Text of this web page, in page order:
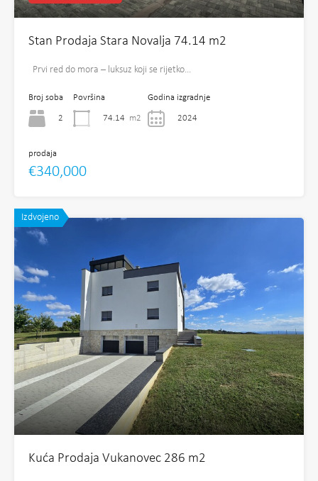
Stan Prodaja Stara Novalja 74.14 m2
Prvi red do mora – luksuz koji se rijetko…
Broj soba
2
Površina
74.14 m2
Godina izgradnje
2024
prodaja
€340,000
Izdvojeno
Kuća Prodaja Vukanovec 286 m2